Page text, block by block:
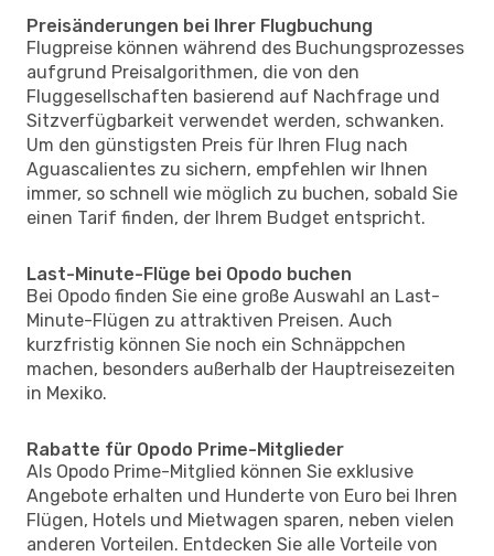
Preisänderungen bei Ihrer Flugbuchung
Flugpreise können während des Buchungsprozesses
aufgrund Preisalgorithmen, die von den
Fluggesellschaften basierend auf Nachfrage und
Sitzverfügbarkeit verwendet werden, schwanken.
Um den günstigsten Preis für Ihren Flug nach
Aguascalientes zu sichern, empfehlen wir Ihnen
immer, so schnell wie möglich zu buchen, sobald Sie
einen Tarif finden, der Ihrem Budget entspricht.
Last-Minute-Flüge bei Opodo buchen
Bei Opodo finden Sie eine große Auswahl an Last-
Minute-Flügen zu attraktiven Preisen. Auch
kurzfristig können Sie noch ein Schnäppchen
machen, besonders außerhalb der Hauptreisezeiten
in Mexiko.
Rabatte für Opodo Prime-Mitglieder
Als Opodo Prime-Mitglied können Sie exklusive
Angebote erhalten und Hunderte von Euro bei Ihren
Flügen, Hotels und Mietwagen sparen, neben vielen
anderen Vorteilen. Entdecken Sie alle Vorteile von